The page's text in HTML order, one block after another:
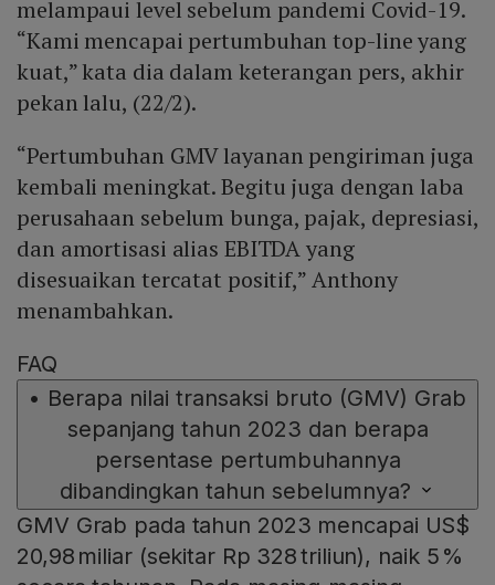
melampaui level sebelum pandemi Covid-19.
“Kami mencapai pertumbuhan top-line yang
kuat,” kata dia dalam keterangan pers, akhir
pekan lalu, (22/2).
“Pertumbuhan GMV layanan pengiriman juga
kembali meningkat. Begitu juga dengan laba
perusahaan sebelum bunga, pajak, depresiasi,
dan amortisasi alias EBITDA yang
disesuaikan tercatat positif,” Anthony
menambahkan.
FAQ
• Berapa nilai transaksi bruto (GMV) Grab
sepanjang tahun 2023 dan berapa
persentase pertumbuhannya
dibandingkan tahun sebelumnya?
GMV Grab pada tahun 2023 mencapai US$
20,98 miliar (sekitar Rp 328 triliun), naik 5 %